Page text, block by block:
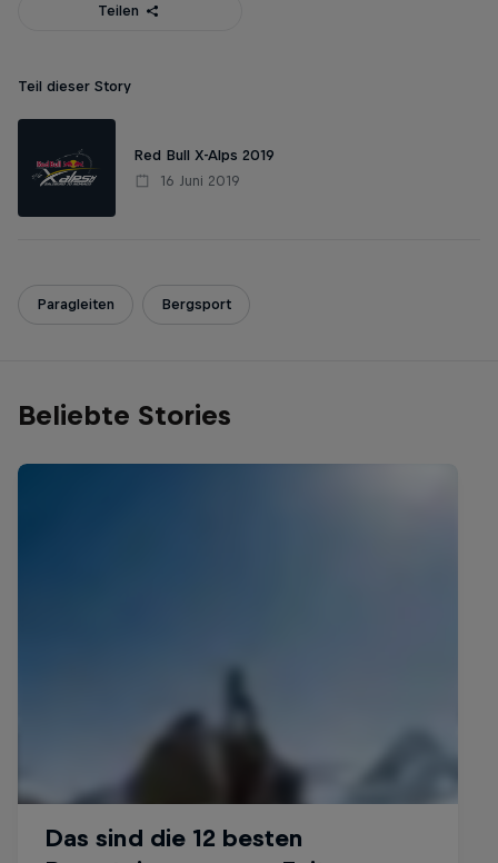
Teilen
Teil dieser Story
Red Bull X-Alps 2019
16 Juni 2019
Paragleiten Bergsport
Beliebte Stories